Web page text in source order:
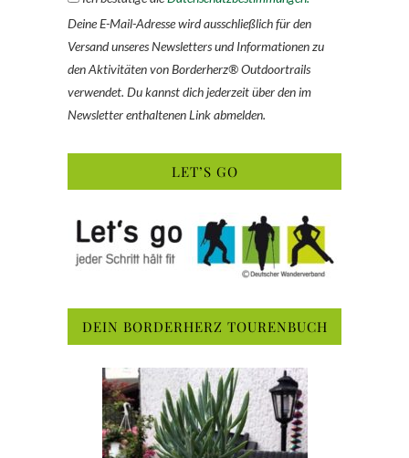
Deine E-Mail-Adresse wird ausschließlich für den
Versand unseres Newsletters und Informationen zu
den Aktivitäten von Borderherz® Outdoortrails
verwendet. Du kannst dich jederzeit über den im
Newsletter enthaltenen Link abmelden.
LET’S GO
DEIN BORDERHERZ TOURENBUCH